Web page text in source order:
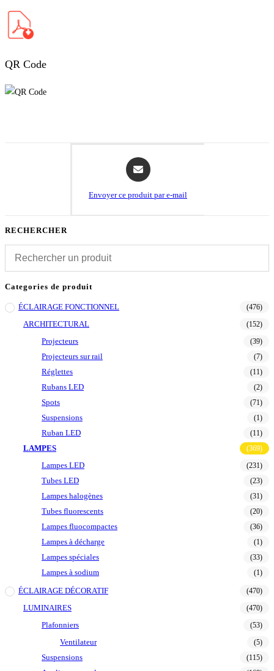
QR Code
Opens
in
new
Envoyer ce produit par e-mail
RECHERCHER
Categories de produit
ÉCLAIRAGE FONCTIONNEL (476)
ARCHITECTURAL (152)
Projecteurs (39)
Projecteurs sur rail (7)
Réglettes (11)
Rubans LED (2)
Spots (71)
Suspensions (1)
Ruban LED (11)
LAMPES (369)
Lampes LED (231)
Tubes LED (23)
Lampes halogènes (31)
Tubes fluorescents (20)
Lampes fluocompactes (36)
Lampes à décharge (1)
Lampes spéciales (33)
Lampes à sodium (1)
ÉCLAIRAGE DÉCORATIF (470)
LUMINAIRES (470)
Plafonniers (53)
Ventilateur (5)
Suspensions (115)